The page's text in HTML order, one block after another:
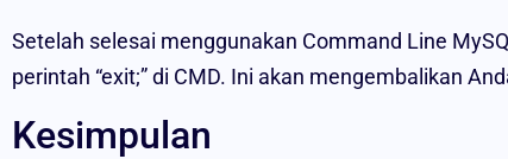
Setelah selesai menggunakan Command Line
perintah “exit;” di CMD. Ini akan mengembalikan
Kesimpulan